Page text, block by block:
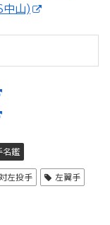
中山)
名鑑
左投手
左翼手